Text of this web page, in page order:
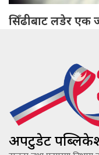
सिँढीबाट लडेर एक
अपटुडेट